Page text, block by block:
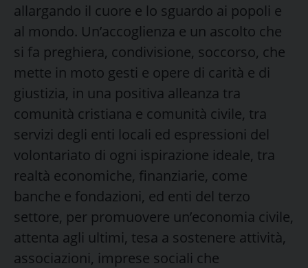
allargando il cuore e lo sguardo ai popoli e
al mondo. Un’accoglienza e un ascolto che
si fa preghiera, condivisione, soccorso, che
mette in moto gesti e opere di carità e di
giustizia, in una positiva alleanza tra
comunità cristiana e comunità civile, tra
servizi degli enti locali ed espressioni del
volontariato di ogni ispirazione ideale, tra
realtà economiche, finanziarie, come
banche e fondazioni, ed enti del terzo
settore, per promuovere un’economia civile,
attenta agli ultimi, tesa a sostenere attività,
associazioni, imprese sociali che